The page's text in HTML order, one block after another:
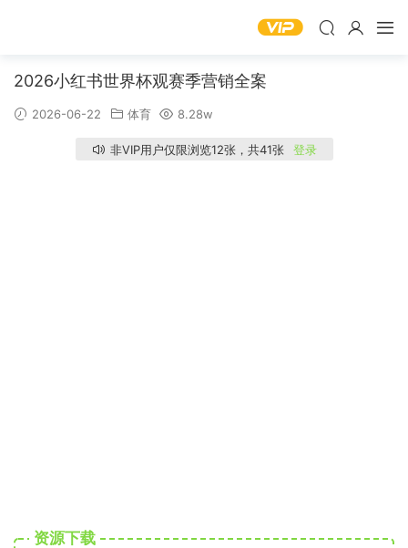
2026小红书世界杯观赛季营销全案
2026-06-22 体育 8.28w
非VIP用户仅限浏览12张，共41张 登录
资源下载